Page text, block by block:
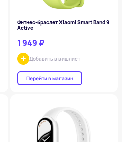
Фитнес-браслет Xiaomi Smart Band 9
Active
1 949 ₽
Добавить в вишлист
Перейти в магазин